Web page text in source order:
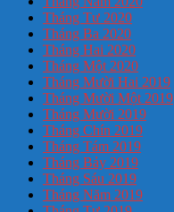
Tháng Tư 2020
Tháng Ba 2020
Tháng Hai 2020
Tháng Một 2020
Tháng Mười Hai 2019
Tháng Mười Một 2019
Tháng Mười 2019
Tháng Chín 2019
Tháng Tám 2019
Tháng Bảy 2019
Tháng Sáu 2019
Tháng Năm 2019